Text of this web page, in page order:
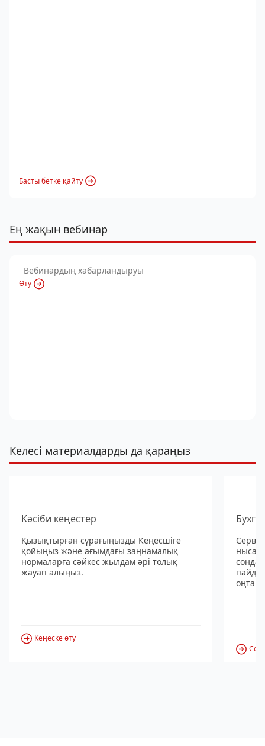
Басты бетке қайту
Ең жақын вебинар
Вебинардың хабарландыруы
Өту
Келесі материалдарды да қараңыз
Кәсіби кеңестер
Қызықтырған сұрағыңызды Кеңесшіге
қойыңыз және ағымдағы заңнамалық
нормаларға сәйкес жылдам әрі толық
жауап алыңыз.
Кеңеске өту